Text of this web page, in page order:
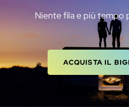
Niente fila e più tempo
ACQUISTA IL
ACQUISTA IL TUO BIGLIETTO